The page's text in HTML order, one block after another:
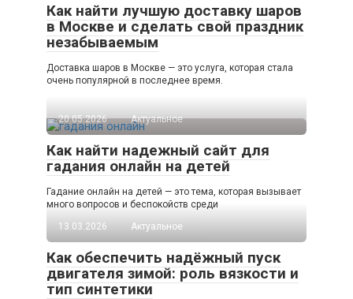
Как найти лучшую доставку шаров
в Москве и сделать свой праздник
незабываемым
Доставка шаров в Москве — это услуга, которая стала
очень популярной в последнее время.
20.05.2026 Актуальное
Как найти надежный сайт для
гадания онлайн на детей
Гадание онлайн на детей — это тема, которая вызывает
много вопросов и беспокойств среди
13.03.2026
Актуальное
Как обеспечить надёжный пуск
двигателя зимой: роль вязкости и
тип синтетики